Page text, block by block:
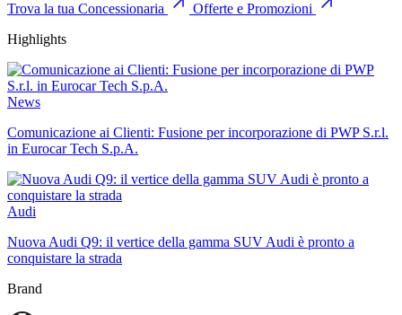
Trova la tua Concessionaria
Offerte e Promozioni
Highlights
News
Comunicazione ai Clienti: Fusione per incorporazione di PWP S.r.l.
in Eurocar Tech S.p.A.
Audi
Nuova Audi Q9: il vertice della gamma SUV Audi è pronto a
conquistare la strada
Brand